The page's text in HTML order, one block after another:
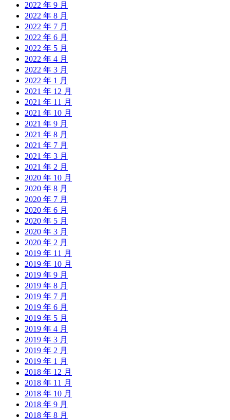
2022 年 9 月
2022 年 8 月
2022 年 7 月
2022 年 6 月
2022 年 5 月
2022 年 4 月
2022 年 3 月
2022 年 1 月
2021 年 12 月
2021 年 11 月
2021 年 10 月
2021 年 9 月
2021 年 8 月
2021 年 7 月
2021 年 3 月
2021 年 2 月
2020 年 10 月
2020 年 8 月
2020 年 7 月
2020 年 6 月
2020 年 5 月
2020 年 3 月
2020 年 2 月
2019 年 11 月
2019 年 10 月
2019 年 9 月
2019 年 8 月
2019 年 7 月
2019 年 6 月
2019 年 5 月
2019 年 4 月
2019 年 3 月
2019 年 2 月
2019 年 1 月
2018 年 12 月
2018 年 11 月
2018 年 10 月
2018 年 9 月
2018 年 8 月